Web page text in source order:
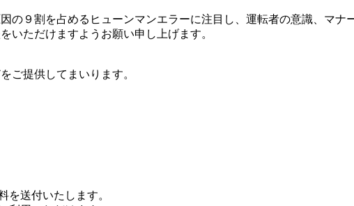
の９割を占めるヒューンマンエラーに注目し、運転者の意識、マ
いただけますようお願い申し上げます。
ご提供してまいります。
を送付いたします。